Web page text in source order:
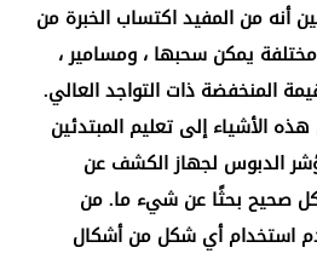
أنه من المفيد اكتساب الخبرة من
يمكن سحبها ، ومسامير ،
المنخفضة ذات التواجد العالي.
الأشياء إلى تعليم المبتدئين
الدبوس لجهاز الكشف عن
صحيح بحثًا عن شيء ما. من
استخدام أي شكل من أشكال